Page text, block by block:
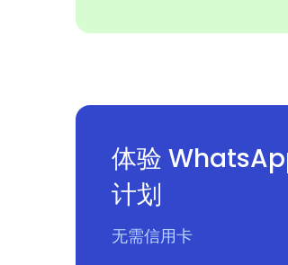
体验
计划
无需信用卡